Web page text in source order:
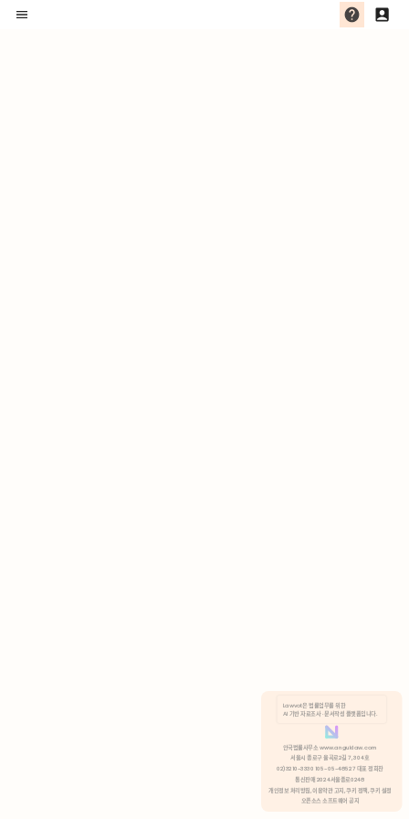
분석 쿠키 허용
Lawvot은 법률업무를 위한
AI 기반 자료조사 · 문서작성 플랫폼입니다.
안국법률사무소 www.anguklaw.com
서울시 종로구 율곡로2길 7, 304호
02)3210-3330 105-05-48527 대표 정희찬
통신판매 2024서울종로0248
개인정보 처리방침, 이용약관 고지, 쿠키 정책, 쿠키 설정
오픈소스 소프트웨어 공지